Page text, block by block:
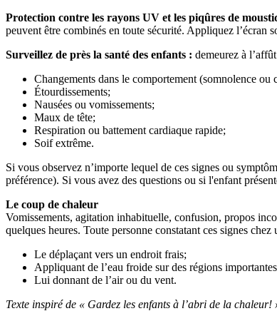
Protection contre les rayons UV et les piqûres de
peuvent être combinés en toute sécurité. Appliquez l’écran
Surveillez de près la santé des enfants : demeurez à
Changements dans le comportement (somnolence ou
Étourdissements;
Nausées ou vomissements;
Maux de tête;
Respiration ou battement cardiaque rapide;
Soif extrême.
Si vous observez n’importe lequel de ces signes ou
préférence). Si vous avez des questions ou si l'enfant
Le coup de chaleur
Vomissements, agitation inhabituelle, confusion, propos
quelques heures. Toute personne constatant ces signes
Le déplaçant vers un endroit frais;
Appliquant de l’eau froide sur des régions
Lui donnant de l’air ou du vent.
Texte inspiré de « Gardez les enfants à l’abri de la chaleur!